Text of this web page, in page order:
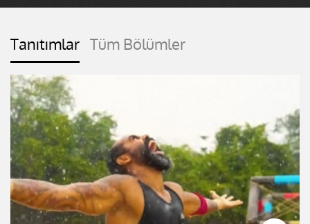
Tanıtımlar Tüm Bölümler